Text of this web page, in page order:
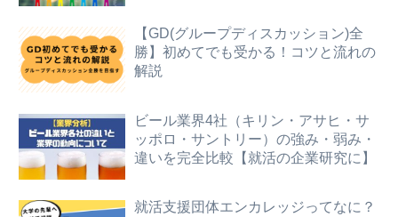
【GD(グループディスカッション)全
勝】初めてでも受かる！コツと流れの
解説
ビール業界4社（キリン・アサヒ・サ
ッポロ・サントリー）の強み・弱み・
違いを完全比較【就活の企業研究に】
就活支援団体エンカレッジってなに？